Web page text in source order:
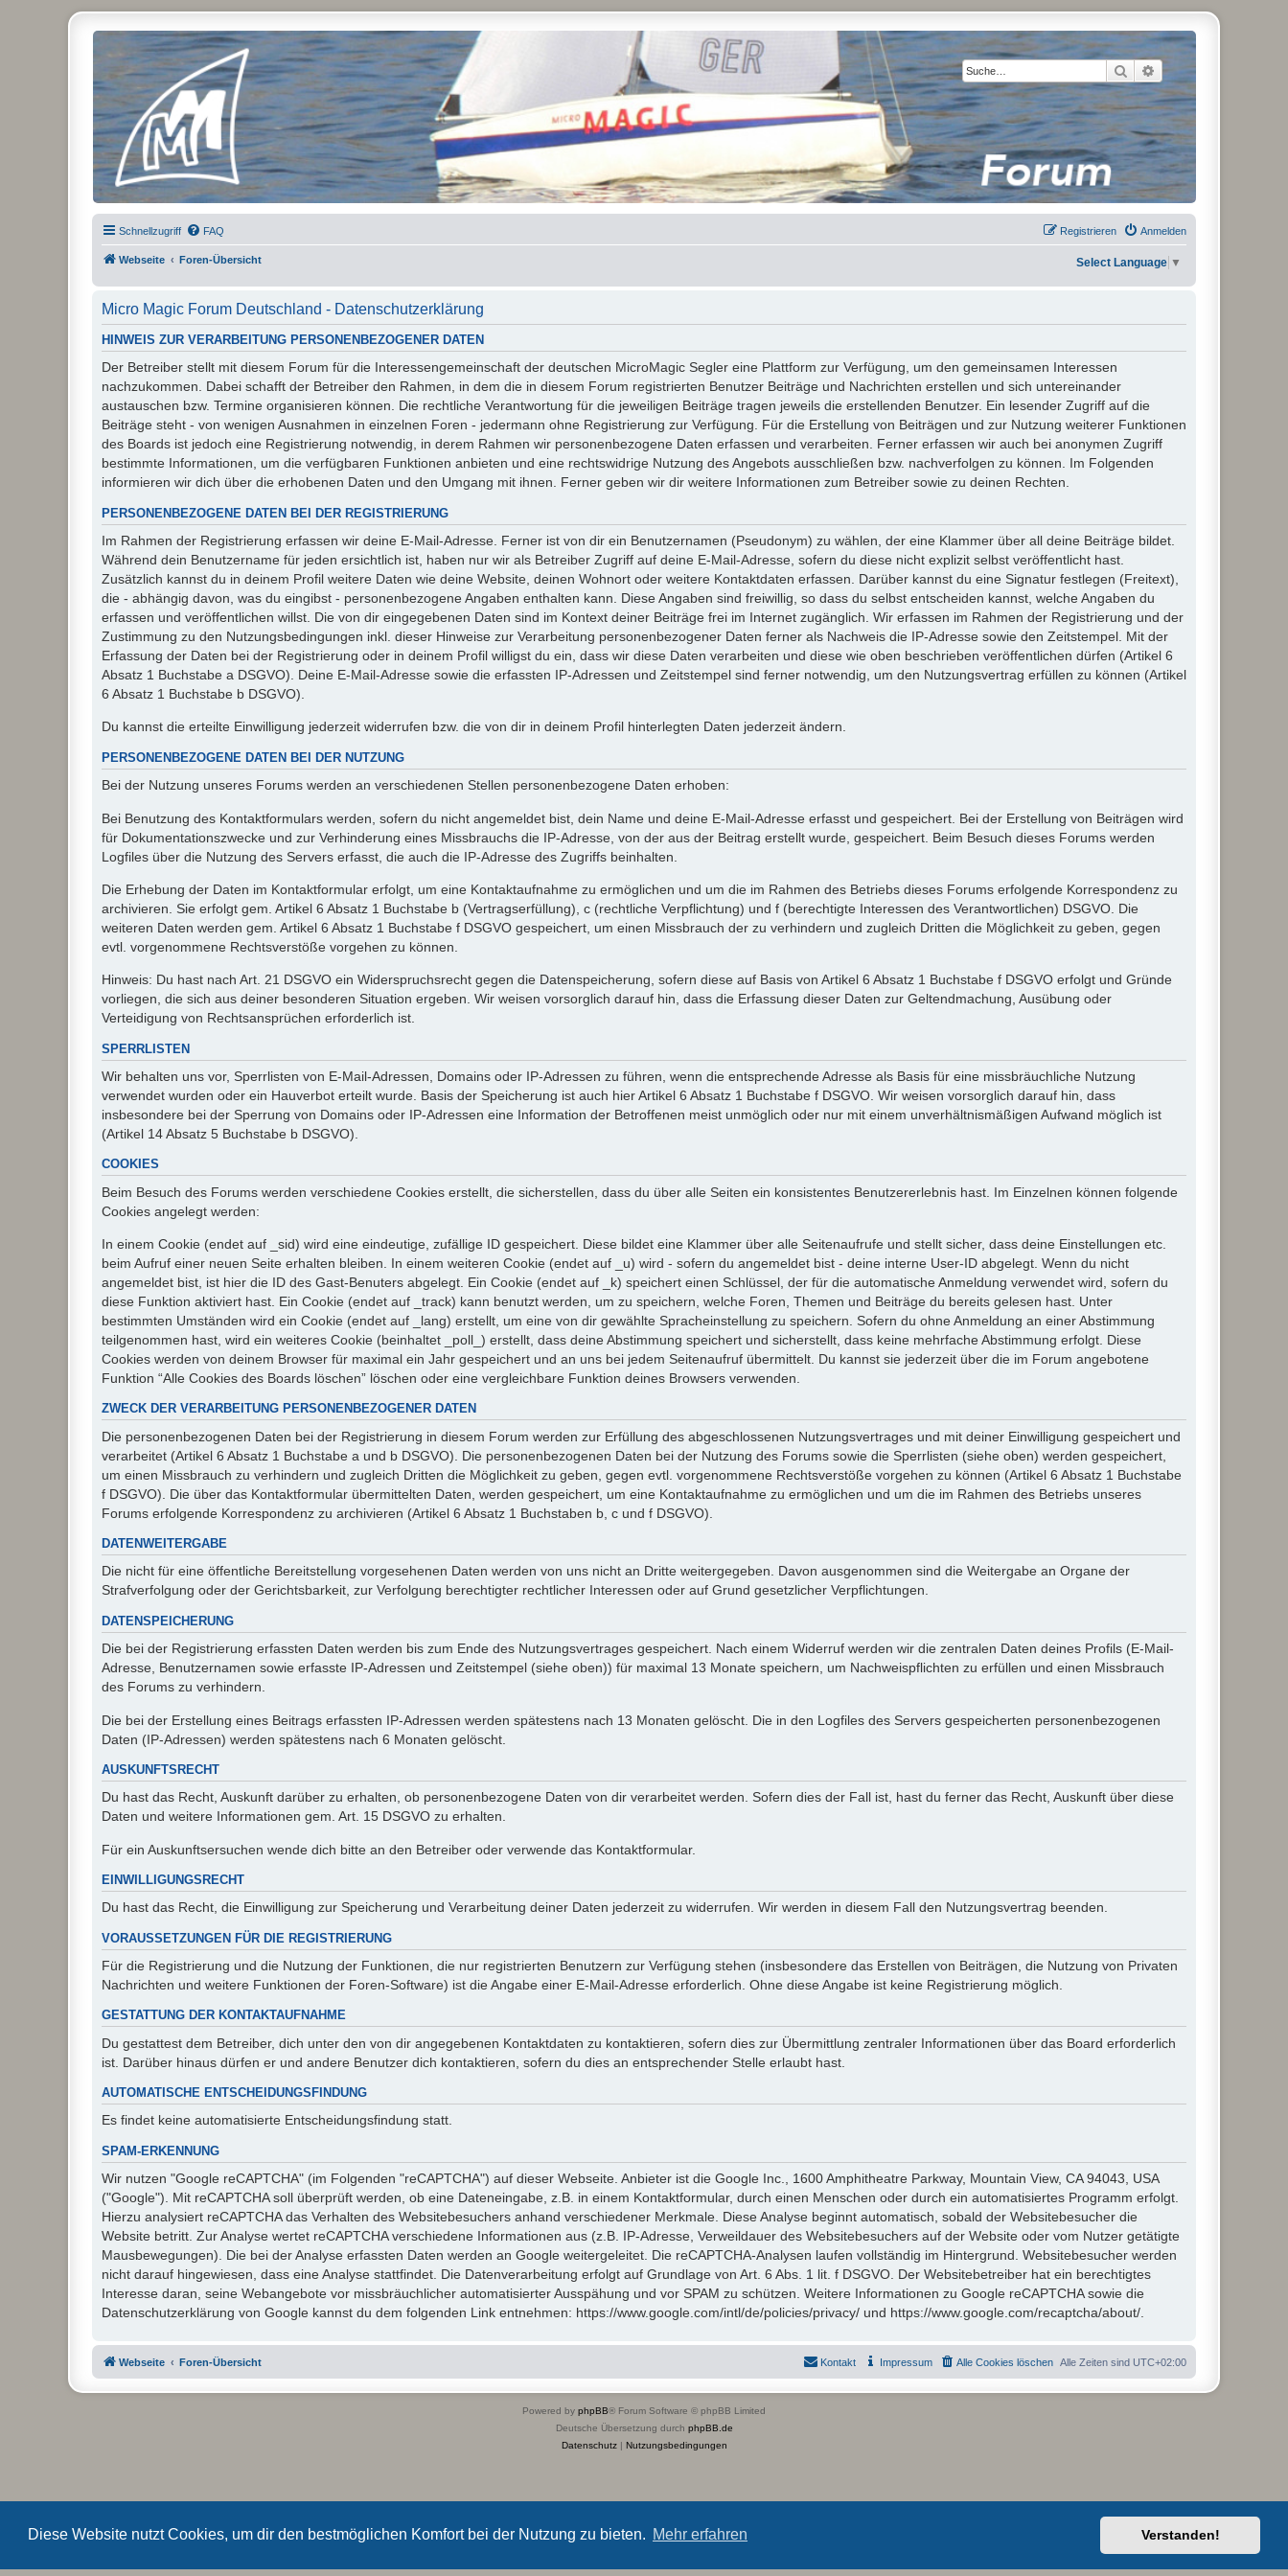
Diese Website nutzt Cookies, um dir den bestmöglichen Komfort bei der Nutzung zu bieten. Mehr erfahren Verstanden!
Suche Erweiterte Suche
Micro Magic Forum Deutschland
Schnellzugriff FAQ Anmelden
Registrieren
Webseite Foren-Übersicht Select Language ▼
Micro Magic Forum Deutschland - Datenschutzerklärung
HINWEIS ZUR VERARBEITUNG PERSONENBEZOGENER DATEN
Der Betreiber stellt mit diesem Forum für die Interessengemeinschaft der deutschen MicroMagic Segler eine Plattform zur Verfügung, um den gemeinsamen Interessen
nachzukommen. Dabei schafft der Betreiber den Rahmen, in dem die in diesem Forum registrierten Benutzer Beiträge und Nachrichten erstellen und sich untereinander
austauschen bzw. Termine organisieren können. Die rechtliche Verantwortung für die jeweiligen Beiträge tragen jeweils die erstellenden Benutzer. Ein lesender Zugriff auf die
Beiträge steht - von wenigen Ausnahmen in einzelnen Foren - jedermann ohne Registrierung zur Verfügung. Für die Erstellung von Beiträgen und zur Nutzung weiterer Funktionen
des Boards ist jedoch eine Registrierung notwendig, in derem Rahmen wir personenbezogene Daten erfassen und verarbeiten. Ferner erfassen wir auch bei anonymen Zugriff
bestimmte Informationen, um die verfügbaren Funktionen anbieten und eine rechtswidrige Nutzung des Angebots ausschließen bzw. nachverfolgen zu können. Im Folgenden
informieren wir dich über die erhobenen Daten und den Umgang mit ihnen. Ferner geben wir dir weitere Informationen zum Betreiber sowie zu deinen Rechten.
PERSONENBEZOGENE DATEN BEI DER REGISTRIERUNG
Im Rahmen der Registrierung erfassen wir deine E-Mail-Adresse. Ferner ist von dir ein Benutzernamen (Pseudonym) zu wählen, der eine Klammer über all deine Beiträge bildet.
Während dein Benutzername für jeden ersichtlich ist, haben nur wir als Betreiber Zugriff auf deine E-Mail-Adresse, sofern du diese nicht explizit selbst veröffentlicht hast.
Zusätzlich kannst du in deinem Profil weitere Daten wie deine Website, deinen Wohnort oder weitere Kontaktdaten erfassen. Darüber kannst du eine Signatur festlegen (Freitext),
die - abhängig davon, was du eingibst - personenbezogene Angaben enthalten kann. Diese Angaben sind freiwillig, so dass du selbst entscheiden kannst, welche Angaben du
erfassen und veröffentlichen willst. Die von dir eingegebenen Daten sind im Kontext deiner Beiträge frei im Internet zugänglich. Wir erfassen im Rahmen der Registrierung und der
Zustimmung zu den Nutzungsbedingungen inkl. dieser Hinweise zur Verarbeitung personenbezogener Daten ferner als Nachweis die IP-Adresse sowie den Zeitstempel. Mit der
Erfassung der Daten bei der Registrierung oder in deinem Profil willigst du ein, dass wir diese Daten verarbeiten und diese wie oben beschrieben veröffentlichen dürfen (Artikel 6
Absatz 1 Buchstabe a DSGVO). Deine E-Mail-Adresse sowie die erfassten IP-Adressen und Zeitstempel sind ferner notwendig, um den Nutzungsvertrag erfüllen zu können (Artikel
6 Absatz 1 Buchstabe b DSGVO).
Du kannst die erteilte Einwilligung jederzeit widerrufen bzw. die von dir in deinem Profil hinterlegten Daten jederzeit ändern.
PERSONENBEZOGENE DATEN BEI DER NUTZUNG
Bei der Nutzung unseres Forums werden an verschiedenen Stellen personenbezogene Daten erhoben:
Bei Benutzung des Kontaktformulars werden, sofern du nicht angemeldet bist, dein Name und deine E-Mail-Adresse erfasst und gespeichert. Bei der Erstellung von Beiträgen wird
für Dokumentationszwecke und zur Verhinderung eines Missbrauchs die IP-Adresse, von der aus der Beitrag erstellt wurde, gespeichert. Beim Besuch dieses Forums werden
Logfiles über die Nutzung des Servers erfasst, die auch die IP-Adresse des Zugriffs beinhalten.
Die Erhebung der Daten im Kontaktformular erfolgt, um eine Kontaktaufnahme zu ermöglichen und um die im Rahmen des Betriebs dieses Forums erfolgende Korrespondenz zu
archivieren. Sie erfolgt gem. Artikel 6 Absatz 1 Buchstabe b (Vertragserfüllung), c (rechtliche Verpflichtung) und f (berechtigte Interessen des Verantwortlichen) DSGVO. Die
weiteren Daten werden gem. Artikel 6 Absatz 1 Buchstabe f DSGVO gespeichert, um einen Missbrauch der zu verhindern und zugleich Dritten die Möglichkeit zu geben, gegen
evtl. vorgenommene Rechtsverstöße vorgehen zu können.
Hinweis: Du hast nach Art. 21 DSGVO ein Widerspruchsrecht gegen die Datenspeicherung, sofern diese auf Basis von Artikel 6 Absatz 1 Buchstabe f DSGVO erfolgt und Gründe
vorliegen, die sich aus deiner besonderen Situation ergeben. Wir weisen vorsorglich darauf hin, dass die Erfassung dieser Daten zur Geltendmachung, Ausübung oder
Verteidigung von Rechtsansprüchen erforderlich ist.
SPERRLISTEN
Wir behalten uns vor, Sperrlisten von E-Mail-Adressen, Domains oder IP-Adressen zu führen, wenn die entsprechende Adresse als Basis für eine missbräuchliche Nutzung
verwendet wurden oder ein Hauverbot erteilt wurde. Basis der Speicherung ist auch hier Artikel 6 Absatz 1 Buchstabe f DSGVO. Wir weisen vorsorglich darauf hin, dass
insbesondere bei der Sperrung von Domains oder IP-Adressen eine Information der Betroffenen meist unmöglich oder nur mit einem unverhältnismäßigen Aufwand möglich ist
(Artikel 14 Absatz 5 Buchstabe b DSGVO).
COOKIES
Beim Besuch des Forums werden verschiedene Cookies erstellt, die sicherstellen, dass du über alle Seiten ein konsistentes Benutzererlebnis hast. Im Einzelnen können folgende
Cookies angelegt werden:
In einem Cookie (endet auf _sid) wird eine eindeutige, zufällige ID gespeichert. Diese bildet eine Klammer über alle Seitenaufrufe und stellt sicher, dass deine Einstellungen etc.
beim Aufruf einer neuen Seite erhalten bleiben. In einem weiteren Cookie (endet auf _u) wird - sofern du angemeldet bist - deine interne User-ID abgelegt. Wenn du nicht
angemeldet bist, ist hier die ID des Gast-Benuters abgelegt. Ein Cookie (endet auf _k) speichert einen Schlüssel, der für die automatische Anmeldung verwendet wird, sofern du
diese Funktion aktiviert hast. Ein Cookie (endet auf _track) kann benutzt werden, um zu speichern, welche Foren, Themen und Beiträge du bereits gelesen hast. Unter
bestimmten Umständen wird ein Cookie (endet auf _lang) erstellt, um eine von dir gewählte Spracheinstellung zu speichern. Sofern du ohne Anmeldung an einer Abstimmung
teilgenommen hast, wird ein weiteres Cookie (beinhaltet _poll_) erstellt, dass deine Abstimmung speichert und sicherstellt, dass keine mehrfache Abstimmung erfolgt. Diese
Cookies werden von deinem Browser für maximal ein Jahr gespeichert und an uns bei jedem Seitenaufruf übermittelt. Du kannst sie jederzeit über die im Forum angebotene
Funktion “Alle Cookies des Boards löschen” löschen oder eine vergleichbare Funktion deines Browsers verwenden.
ZWECK DER VERARBEITUNG PERSONENBEZOGENER DATEN
Die personenbezogenen Daten bei der Registrierung in diesem Forum werden zur Erfüllung des abgeschlossenen Nutzungsvertrages und mit deiner Einwilligung gespeichert und
verarbeitet (Artikel 6 Absatz 1 Buchstabe a und b DSGVO). Die personenbezogenen Daten bei der Nutzung des Forums sowie die Sperrlisten (siehe oben) werden gespeichert,
um einen Missbrauch zu verhindern und zugleich Dritten die Möglichkeit zu geben, gegen evtl. vorgenommene Rechtsverstöße vorgehen zu können (Artikel 6 Absatz 1 Buchstabe
f DSGVO). Die über das Kontaktformular übermittelten Daten, werden gespeichert, um eine Kontaktaufnahme zu ermöglichen und um die im Rahmen des Betriebs unseres
Forums erfolgende Korrespondenz zu archivieren (Artikel 6 Absatz 1 Buchstaben b, c und f DSGVO).
DATENWEITERGABE
Die nicht für eine öffentliche Bereitstellung vorgesehenen Daten werden von uns nicht an Dritte weitergegeben. Davon ausgenommen sind die Weitergabe an Organe der
Strafverfolgung oder der Gerichtsbarkeit, zur Verfolgung berechtigter rechtlicher Interessen oder auf Grund gesetzlicher Verpflichtungen.
DATENSPEICHERUNG
Die bei der Registrierung erfassten Daten werden bis zum Ende des Nutzungsvertrages gespeichert. Nach einem Widerruf werden wir die zentralen Daten deines Profils (E-Mail-
Adresse, Benutzernamen sowie erfasste IP-Adressen und Zeitstempel (siehe oben)) für maximal 13 Monate speichern, um Nachweispflichten zu erfüllen und einen Missbrauch
des Forums zu verhindern.
Die bei der Erstellung eines Beitrags erfassten IP-Adressen werden spätestens nach 13 Monaten gelöscht. Die in den Logfiles des Servers gespeicherten personenbezogenen
Daten (IP-Adressen) werden spätestens nach 6 Monaten gelöscht.
AUSKUNFTSRECHT
Du hast das Recht, Auskunft darüber zu erhalten, ob personenbezogene Daten von dir verarbeitet werden. Sofern dies der Fall ist, hast du ferner das Recht, Auskunft über diese
Daten und weitere Informationen gem. Art. 15 DSGVO zu erhalten.
Für ein Auskunftsersuchen wende dich bitte an den Betreiber oder verwende das Kontaktformular.
EINWILLIGUNGSRECHT
Du hast das Recht, die Einwilligung zur Speicherung und Verarbeitung deiner Daten jederzeit zu widerrufen. Wir werden in diesem Fall den Nutzungsvertrag beenden.
VORAUSSETZUNGEN FÜR DIE REGISTRIERUNG
Für die Registrierung und die Nutzung der Funktionen, die nur registrierten Benutzern zur Verfügung stehen (insbesondere das Erstellen von Beiträgen, die Nutzung von Privaten
Nachrichten und weitere Funktionen der Foren-Software) ist die Angabe einer E-Mail-Adresse erforderlich. Ohne diese Angabe ist keine Registrierung möglich.
GESTATTUNG DER KONTAKTAUFNAHME
Du gestattest dem Betreiber, dich unter den von dir angegebenen Kontaktdaten zu kontaktieren, sofern dies zur Übermittlung zentraler Informationen über das Board erforderlich
ist. Darüber hinaus dürfen er und andere Benutzer dich kontaktieren, sofern du dies an entsprechender Stelle erlaubt hast.
AUTOMATISCHE ENTSCHEIDUNGSFINDUNG
Es findet keine automatisierte Entscheidungsfindung statt.
SPAM-ERKENNUNG
Wir nutzen "Google reCAPTCHA" (im Folgenden "reCAPTCHA") auf dieser Webseite. Anbieter ist die Google Inc., 1600 Amphitheatre Parkway, Mountain View, CA 94043, USA
("Google"). Mit reCAPTCHA soll überprüft werden, ob eine Dateneingabe, z.B. in einem Kontaktformular, durch einen Menschen oder durch ein automatisiertes Programm erfolgt.
Hierzu analysiert reCAPTCHA das Verhalten des Websitebesuchers anhand verschiedener Merkmale. Diese Analyse beginnt automatisch, sobald der Websitebesucher die
Website betritt. Zur Analyse wertet reCAPTCHA verschiedene Informationen aus (z.B. IP-Adresse, Verweildauer des Websitebesuchers auf der Website oder vom Nutzer getätigte
Mausbewegungen). Die bei der Analyse erfassten Daten werden an Google weitergeleitet. Die reCAPTCHA-Analysen laufen vollständig im Hintergrund. Websitebesucher werden
nicht darauf hingewiesen, dass eine Analyse stattfindet. Die Datenverarbeitung erfolgt auf Grundlage von Art. 6 Abs. 1 lit. f DSGVO. Der Websitebetreiber hat ein berechtigtes
Interesse daran, seine Webangebote vor missbräuchlicher automatisierter Ausspähung und vor SPAM zu schützen. Weitere Informationen zu Google reCAPTCHA sowie die
Datenschutzerklärung von Google kannst du dem folgenden Link entnehmen: https://www.google.com/intl/de/policies/privacy/ und https://www.google.com/recaptcha/about/.
Webseite Foren-Übersicht Alle Zeiten sind UTC+02:00
Alle Cookies löschen
Impressum
Kontakt
Powered by phpBB® Forum Software © phpBB Limited
Deutsche Übersetzung durch phpBB.de
Datenschutz| Nutzungsbedingungen